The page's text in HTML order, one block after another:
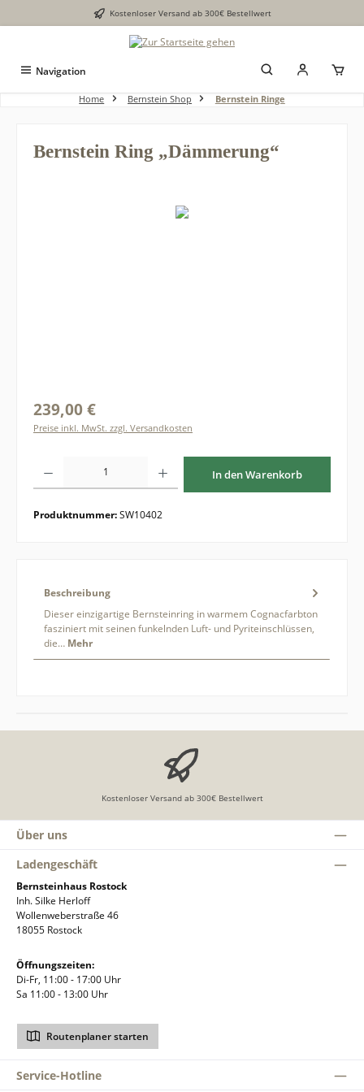
Kostenloser Versand ab 300€ Bestellwert
Navigation
Home Bernstein Shop Bernstein Ringe
Bernstein Ring „Dämmerung“
239,00 €
Preise inkl. MwSt. zzgl. Versandkosten
In den Warenkorb
Produktnummer:SW10402
Beschreibung
Dieser einzigartige Bernsteinring in warmem Cognacfarbton
fasziniert mit seinen funkelnden Luft- und Pyriteinschlüssen,
die… Mehr
Kostenloser Versand ab 300€ Bestellwert
Über uns
Ladengeschäft
Bernsteinhaus Rostock
Inh. Silke Herloff
Wollenweberstraße 46
18055 Rostock
Öffnungszeiten:
Di-Fr, 11:00 - 17:00 Uhr
Sa 11:00 - 13:00 Uhr
Routenplaner starten
Service-Hotline